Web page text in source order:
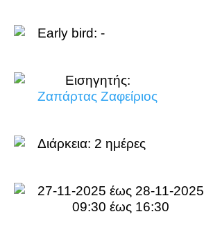
Early bird: -
Εισηγητής:
Ζαπάρτας Ζαφείριος
Διάρκεια: 2 ημέρες
27-11-2025 έως 28-11-2025
09:30 έως 16:30